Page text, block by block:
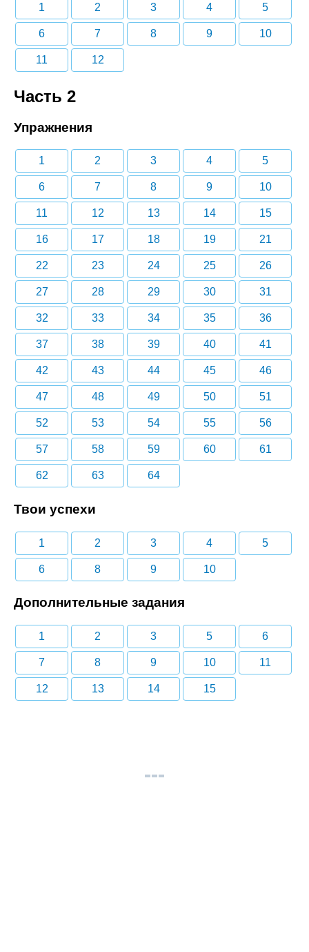
1 2 3 4 5
6 7 8 9 10
11 12
Часть 2
Упражнения
1 2 3 4 5
6 7 8 9 10
11 12 13 14 15
16 17 18 19 21
22 23 24 25 26
27 28 29 30 31
32 33 34 35 36
37 38 39 40 41
42 43 44 45 46
47 48 49 50 51
52 53 54 55 56
57 58 59 60 61
62 63 64
Твои успехи
1 2 3 4 5
6 8 9 10
Дополнительные задания
1 2 3 5 6
7 8 9 10 11
12 13 14 15